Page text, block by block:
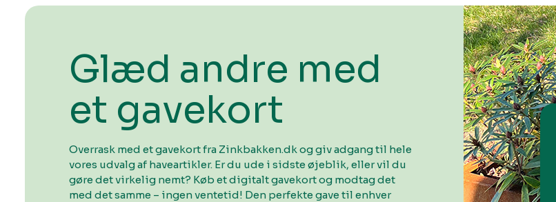
Glæd andre med
et gavekort
Overrask med et gavekort fra Zinkbakken.dk og giv adgang til hele
vores udvalg af haveartikler. Er du ude i sidste øjeblik, eller vil du
gøre det virkelig nemt? Køb et digitalt gavekort og modtag det
med det samme – ingen ventetid! Den perfekte gave til enhver